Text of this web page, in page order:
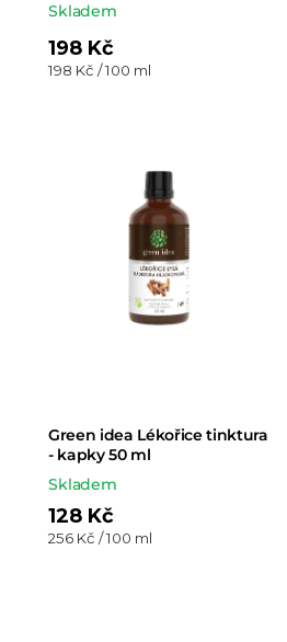
Skladem
198 Kč
Měrná
198 Kč / 100 ml
Green idea Lékořice tinktura
- kapky 50 ml
Skladem
128 Kč
Měrná
256 Kč / 100 ml